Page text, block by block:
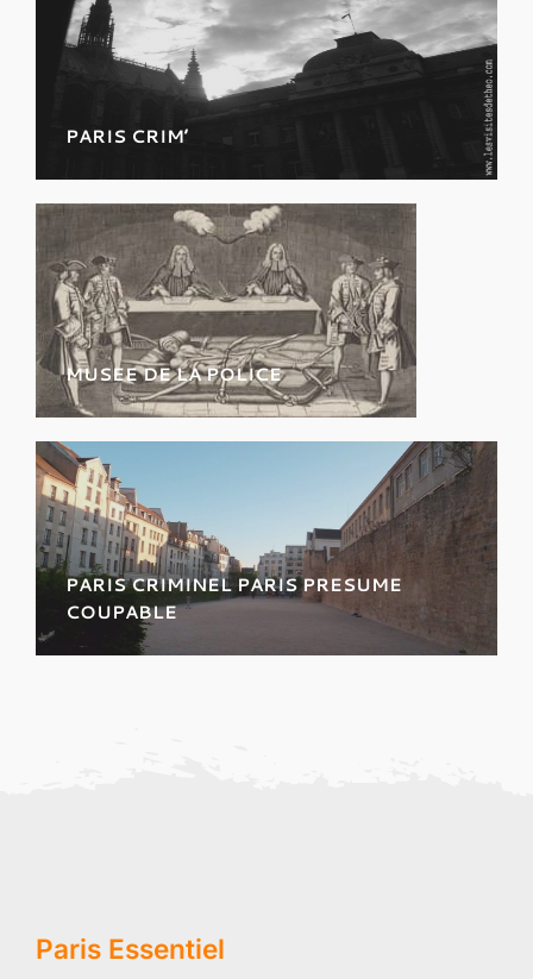
PARIS CRIM’
Jeune public à partir de 14 ans. Affaires
criminelles célebres et inéditees
MUSEE DE LA POLICE
Découvrez les pièces à conviction
des grandes affaires criminelles de
l’Ancien Régime au XXème siècle !
PARIS CRIMINEL PARIS PRESUME
COUPABLE
Découvrez la face cachée du Marais, un autre
Paris Essentiel